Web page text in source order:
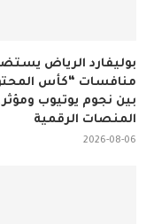
بوليفارد الرياض
منافسات “كأس
بين نجوم يوتيوب
المنصات الرقمية
2026-08-06